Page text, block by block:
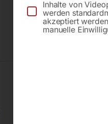
Inhalte von
werden
akzeptiert
manuelle